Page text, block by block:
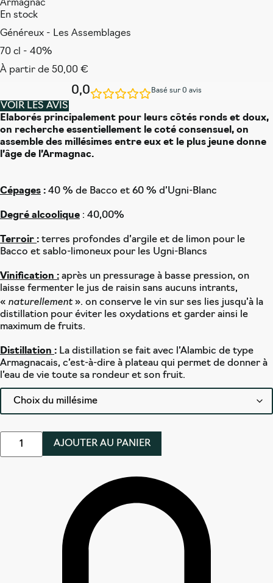
Armagnac
En stock
Généreux - Les Assemblages
70 cl - 40%
À partir de 50,00 €
0,0 Basé sur 0 avis
VOIR LES AVIS
Elaborés principalement pour leurs côtés ronds et doux,
on recherche essentiellement le coté consensuel, on
assemble des millésimes entre eux et le plus jeune donne
l’âge de l’Armagnac.
Cépages : 40 % de Bacco et 60 % d’Ugni-Blanc
Degré alcoolique : 40,00%
Terroir : terres profondes d’argile et de limon pour le
Bacco et sablo-limoneux pour les Ugni-Blancs
Vinification : après un pressurage à basse pression, on
laisse fermenter le jus de raisin sans aucuns intrants,
« naturellement». on conserve le vin sur ses lies jusqu’à la
distillation pour éviter les oxydations et garder ainsi le
maximum de fruits.
Distillation : La distillation se fait avec l’Alambic de type
Armagnacais, c’est-à-dire à plateau qui permet de donner à
l’eau de vie toute sa rondeur et son fruit.
quantité
Généreux
AJOUTER AU PANIER